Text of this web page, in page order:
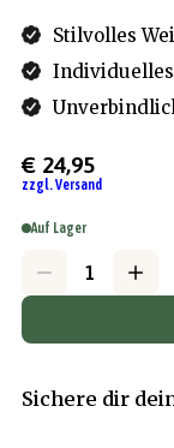
Stilvolles
€ 24,95
zzgl. Versand
Auf Lager
Sichere dir